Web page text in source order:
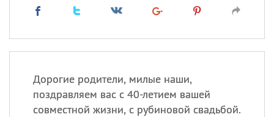
Дорогие родители, милые наши,
поздравляем вас с 40-летием вашей
совместной жизни, с рубиновой свадьбой.